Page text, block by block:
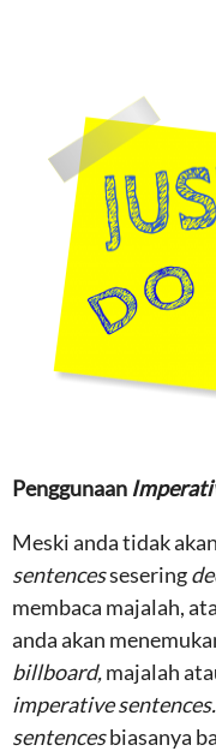
Penggunaan
Meski anda tidak
sentencessesering
membaca majalah,
anda akan
billboard,majalah
imperative sentences.
sentencesbiasanya